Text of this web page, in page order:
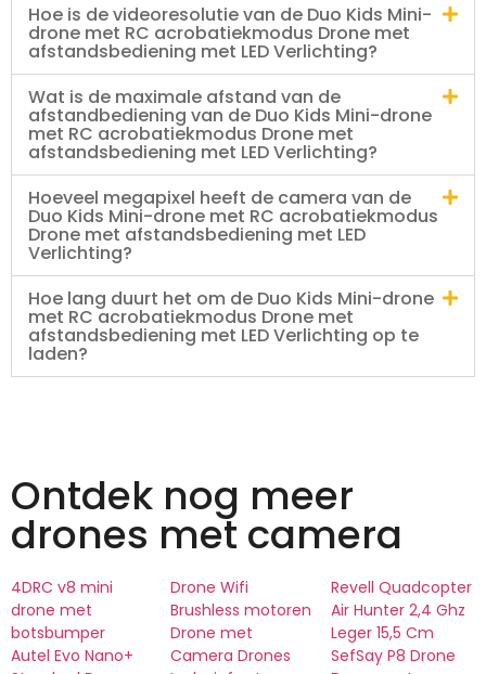
Hoe is de videoresolutie van de Duo Kids Mini-
drone met RC acrobatiekmodus Drone met
afstandsbediening met LED Verlichting?
Wat is de maximale afstand van de
afstandbediening van de Duo Kids Mini-drone
met RC acrobatiekmodus Drone met
afstandsbediening met LED Verlichting?
Hoeveel megapixel heeft de camera van de
Duo Kids Mini-drone met RC acrobatiekmodus
Drone met afstandsbediening met LED
Verlichting?
Hoe lang duurt het om de Duo Kids Mini-drone
met RC acrobatiekmodus Drone met
afstandsbediening met LED Verlichting op te
laden?
Ontdek nog meer
drones met camera
4DRC v8 mini
drone met
botsbumper
Autel Evo Nano+
Drone Wifi
Brushless motoren
Drone met
Camera Drones
Revell Quadcopter
Air Hunter 2,4 Ghz
Leger 15,5 Cm
SefSay P8 Drone